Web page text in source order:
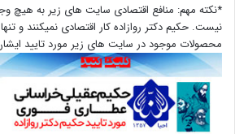
*نکته مهم: منافع اقتصادی سایت های زیر به هیچ
نیست. حکیم دکتر روازاده کار اقتصادی نمیکنند و
محصولات موجود در سایت های زیر مورد تایید